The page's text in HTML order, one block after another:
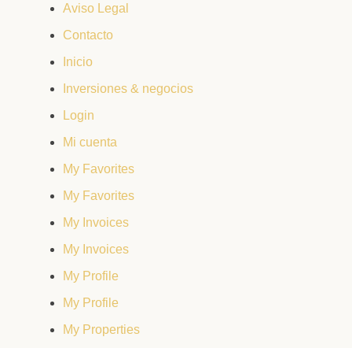
Aviso Legal
Contacto
Inicio
Inversiones & negocios
Login
Mi cuenta
My Favorites
My Favorites
My Invoices
My Invoices
My Profile
My Profile
My Properties